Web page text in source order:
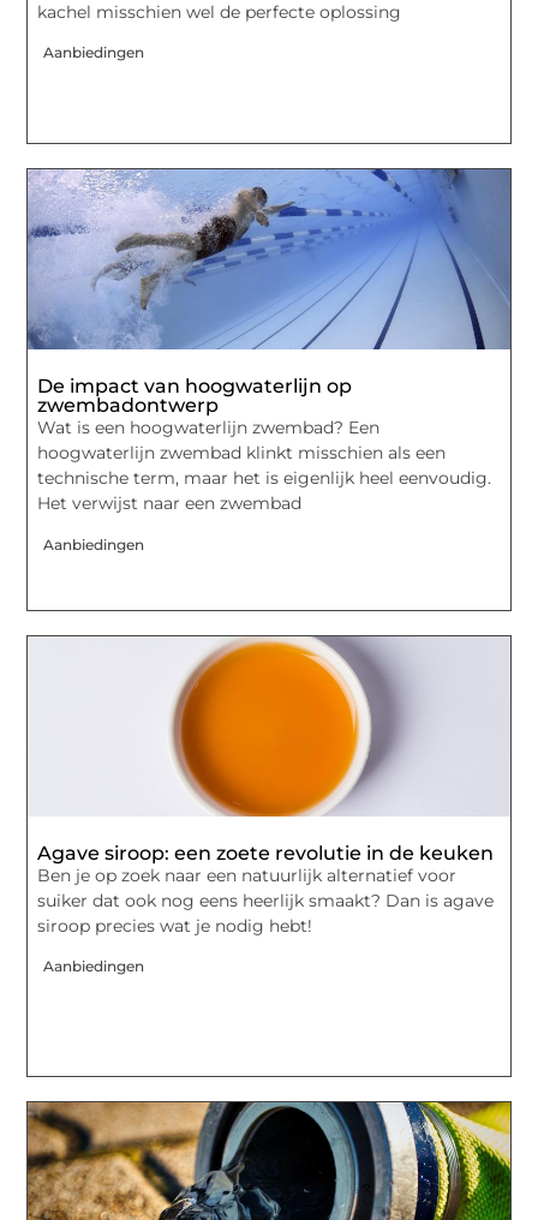
kachel misschien wel de perfecte oplossing
Aanbiedingen
De impact van hoogwaterlijn op
zwembadontwerp
Wat is een hoogwaterlijn zwembad? Een
hoogwaterlijn zwembad klinkt misschien als een
technische term, maar het is eigenlijk heel eenvoudig.
Het verwijst naar een zwembad
Aanbiedingen
Agave siroop: een zoete revolutie in de keuken
Ben je op zoek naar een natuurlijk alternatief voor
suiker dat ook nog eens heerlijk smaakt? Dan is agave
siroop precies wat je nodig hebt!
Aanbiedingen